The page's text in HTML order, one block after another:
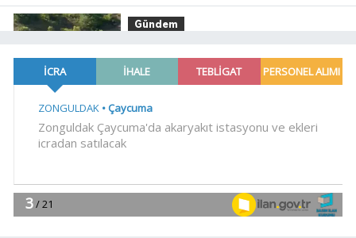
başaracağız
Gündem
kamyonet çekiciye çarptı!
21:5918 YAŞINDAKİ MİRAÇ